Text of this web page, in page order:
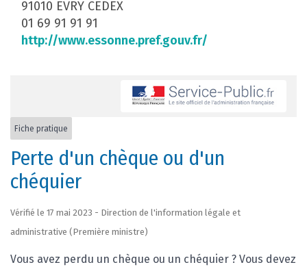
91010 EVRY CEDEX
01 69 91 91 91
http://www.essonne.pref.gouv.fr/
Fiche pratique
Perte d'un chèque ou d'un
chéquier
Vérifié le 17 mai 2023 - Direction de l'information légale et
administrative (Première ministre)
Vous avez perdu un chèque ou un chéquier ? Vous devez